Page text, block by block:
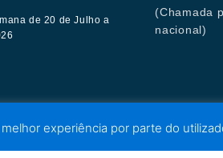
de 20 de Julho a
(Chamada
nacional)
experiência por parte do